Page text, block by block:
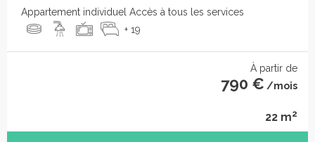
Appartement individuel Accès à tous les services
+ 19
À partir de
790 € /mois
22 m2